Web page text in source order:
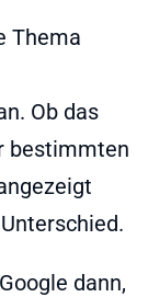
Thema
Ob das
bestimmten
dann,